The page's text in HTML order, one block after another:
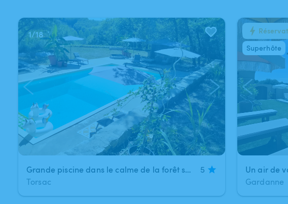
1/18
Grande piscine dans le calme de la forêt sans vis-à-vis
5
Torsac
1/5
Gardanne
Superhôte